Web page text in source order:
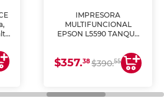
IMPRESORA
MULTIFUNCIONAL
EPSON L5590 TANQUE
COPIA Y ESCANEA)
$357.38$390.55